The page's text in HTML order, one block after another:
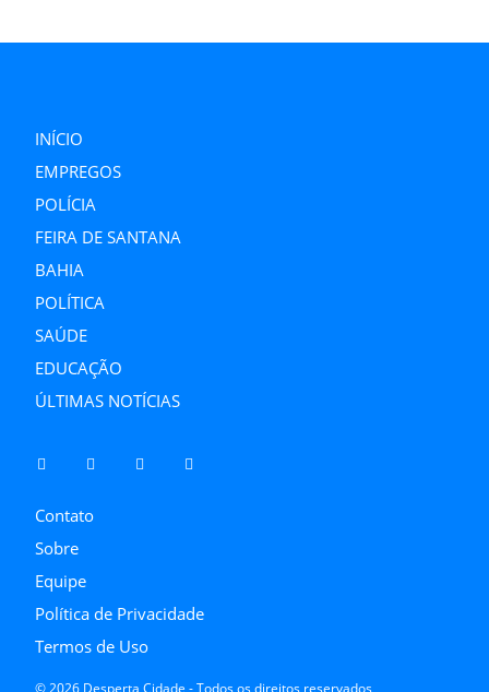
INÍCIO
EMPREGOS
POLÍCIA
FEIRA DE SANTANA
BAHIA
POLÍTICA
SAÚDE
EDUCAÇÃO
ÚLTIMAS NOTÍCIAS
Contato
Sobre
Equipe
Política de Privacidade
Termos de Uso